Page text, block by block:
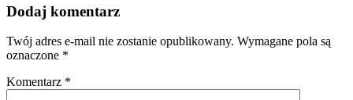
Dodaj komentarz
Twój adres e-mail nie zostanie opublikowany. Wymagane pola są
oznaczone *
Komentarz *